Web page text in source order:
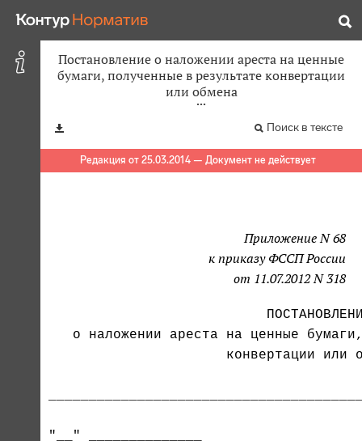
Постановление о наложении ареста на ценные
бумаги, полученные в результате конвертации
или обмена
Поиск в тексте
Редакция от 25.03.2014 — Документ не действует
Приложение N 68
к приказу ФССП России
от 11.07.2012 N 318
о наложении ареста на ценные
конвертации или
"__" ______________